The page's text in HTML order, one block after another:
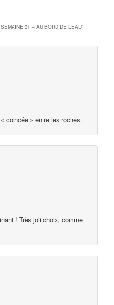
31 – AU BORD DE L’EAU”
coincée » entre les roches.
! Très joli choix, comme